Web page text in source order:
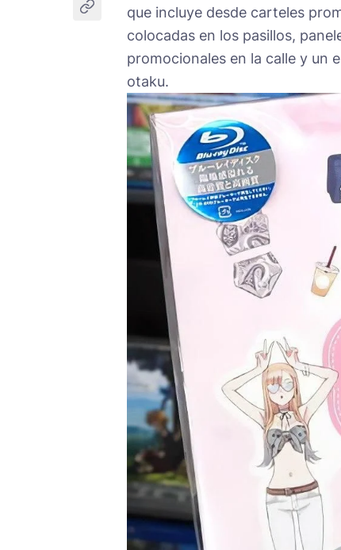
que incluye desde carteles
colocadas en los pasillos,
promocionales en la calle y un
otaku.